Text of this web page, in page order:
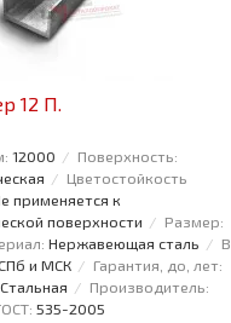
12 П.
12000
Поверхность:
Цветостойкость
применяется к
поверхности
Размер:
Нержавеющая сталь
В
и МСК
Гарантия, до, лет:
Стальная
Производитель:
535-2005